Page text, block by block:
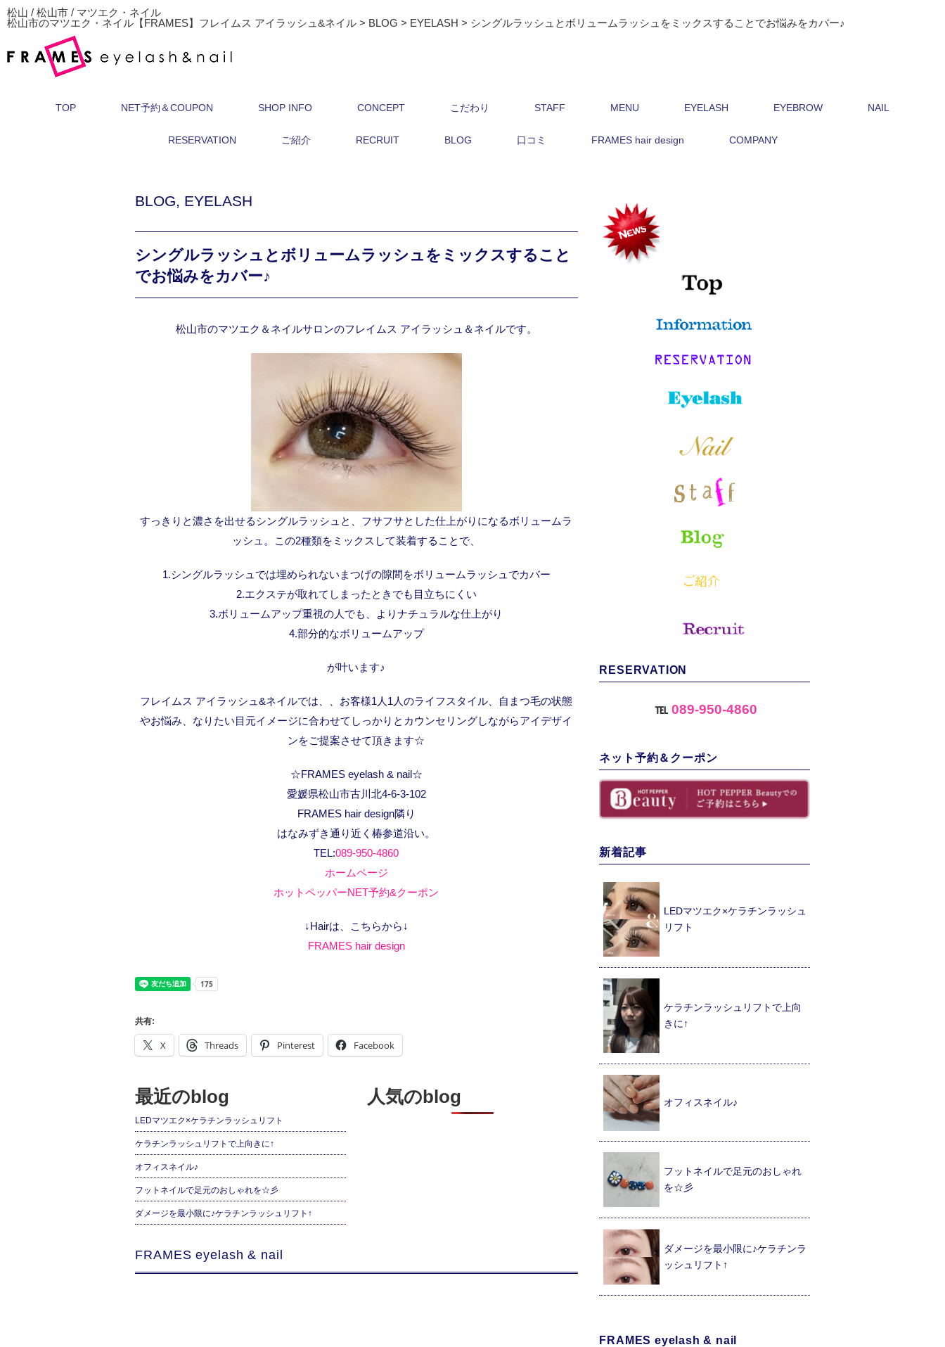
松山 / 松山市 / マツエク・ネイル
松山市のマツエク・ネイル【FRAMES】フレイムス アイラッシュ&ネイル > BLOG > EYELASH > シングルラッシュとボリュームラッシュをミックスすることでお悩みをカバー♪
TOP NET予約＆COUPON SHOP INFO CONCEPT こだわり STAFF MENU EYELASH EYEBROW NAIL
RESERVATION ご紹介 RECRUIT BLOG 口コミ FRAMES hair design COMPANY
BLOG, EYELASH
シングルラッシュとボリュームラッシュをミックスすること
でお悩みをカバー♪
松山市のマツエク＆ネイルサロンのフレイムス アイラッシュ＆ネイルです。
すっきりと濃さを出せるシングルラッシュと、フサフサとした仕上がりになるボリュームラ
ッシュ。この2種類をミックスして装着することで、
1.シングルラッシュでは埋められないまつげの隙間をボリュームラッシュでカバー
2.エクステが取れてしまったときでも目立ちにくい
3.ボリュームアップ重視の人でも、よりナチュラルな仕上がり
4.部分的なボリュームアップ
が叶います♪
フレイムス アイラッシュ&ネイルでは、、お客様1人1人のライフスタイル、自まつ毛の状態
やお悩み、なりたい目元イメージに合わせてしっかりとカウンセリングしながらアイデザイ
ンをご提案させて頂きます☆
☆FRAMES eyelash & nail☆
愛媛県松山市古川北4-6-3-102
FRAMES hair design隣り
はなみずき通り近く椿参道沿い。
TEL:089-950-4860
ホームページ
ホットペッパーNET予約&クーポン
↓Hairは、こちらから↓
FRAMES hair design
共有:
X Threads Pinterest Facebook
最近のblog
LEDマツエク×ケラチンラッシュリフト
ケラチンラッシュリフトで上向きに↑
オフィスネイル♪
フットネイルで足元のおしゃれを☆彡
ダメージを最小限に♪ケラチンラッシュリフト↑
人気のblog
FRAMES eyelash & nail
RESERVATION
℡089-950-4860
ネット予約＆クーポン
新着記事
LEDマツエク×ケラチンラッシュ
リフト
ケラチンラッシュリフトで上向
きに↑
オフィスネイル♪
フットネイルで足元のおしゃれ
を☆彡
ダメージを最小限に♪ケラチンラ
ッシュリフト↑
FRAMES eyelash & nail